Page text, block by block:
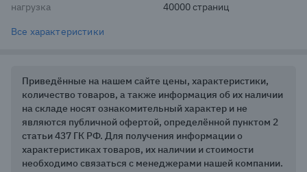
нагрузка
40000 страниц
Все характеристики
Приведённые на нашем сайте цены, характеристики,
количество товаров, а также информация об их наличии
на складе носят ознакомительный характер и не
являются публичной офертой, определённой пунктом 2
статьи 437 ГК РФ. Для получения информации о
характеристиках товаров, их наличии и стоимости
необходимо связаться с менеджерами нашей компании.